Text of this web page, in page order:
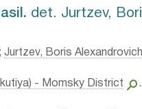
det. Jurtzev,
;Jurtzev, Boris Alexandrovich
- Momsky District .